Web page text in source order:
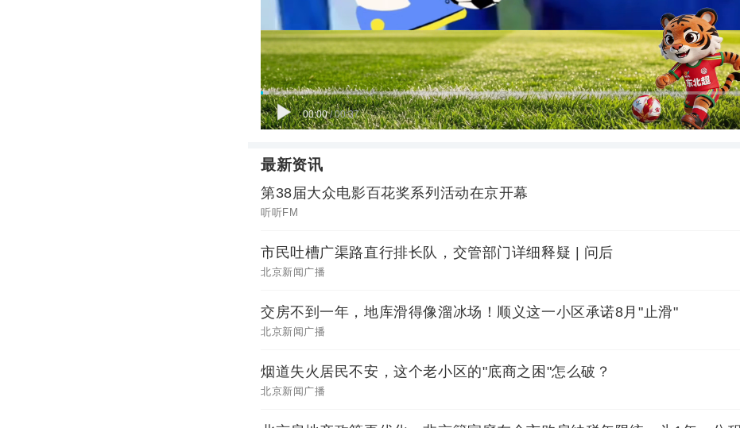
00:00 / 00:37
最新资讯
第38届大众电影百花奖系列活动在京开幕
听听FM
市民吐槽广渠路直行排长队，交管部门详细释疑 | 问后
北京新闻广播
交房不到一年，地库滑得像溜冰场！顺义这一小区承诺8月"止滑"
北京新闻广播
烟道失火居民不安，这个老小区的"底商之困"怎么破？
北京新闻广播